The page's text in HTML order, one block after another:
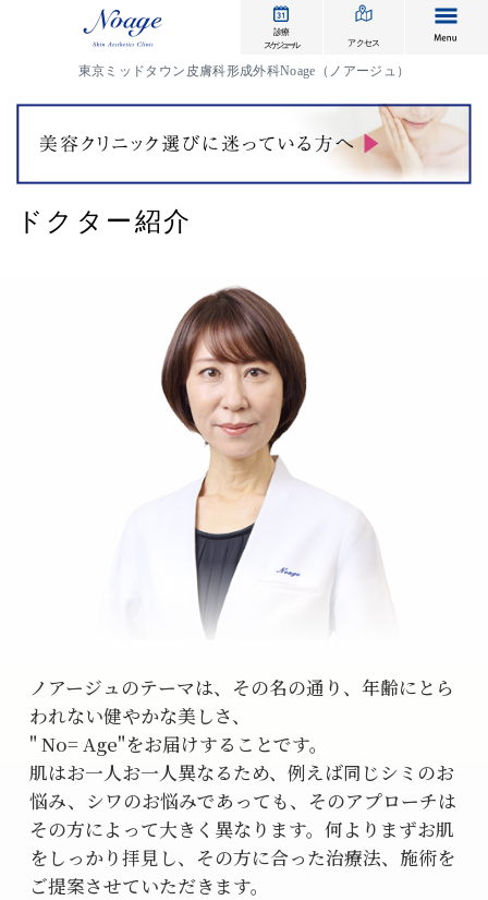
診療
スケジュール
アクセス
東京ミッドタウン皮膚科形成外科Noage（ノアージュ）
ドクター紹介
ノアージュのテーマは、その名の通り、年齢にとら
われない健やかな美しさ、
" No= Age"をお届けすることです。
肌はお一人お一人異なるため、例えば同じシミのお
悩み、シワのお悩みであっても、そのアプローチは
その方によって大きく異なります。何よりまずお肌
をしっかり拝見し、その方に合った治療法、施術を
ご提案させていただきます。